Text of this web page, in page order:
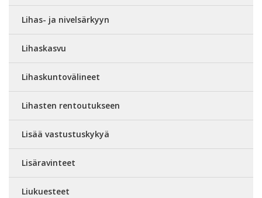
Lihas- ja nivelsärkyyn
Lihaskasvu
Lihaskuntovälineet
Lihasten rentoutukseen
Lisää vastustuskykyä
Lisäravinteet
Liukuesteet